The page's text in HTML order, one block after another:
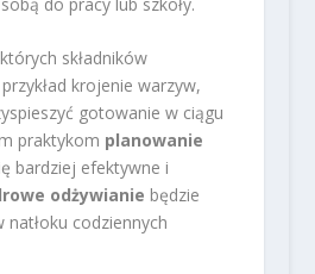
składników
krojenie warzyw,
gotowanie w ciągu
praktykom planowanie
bardziej efektywne i
odżywianie będzie
natłoku codziennych